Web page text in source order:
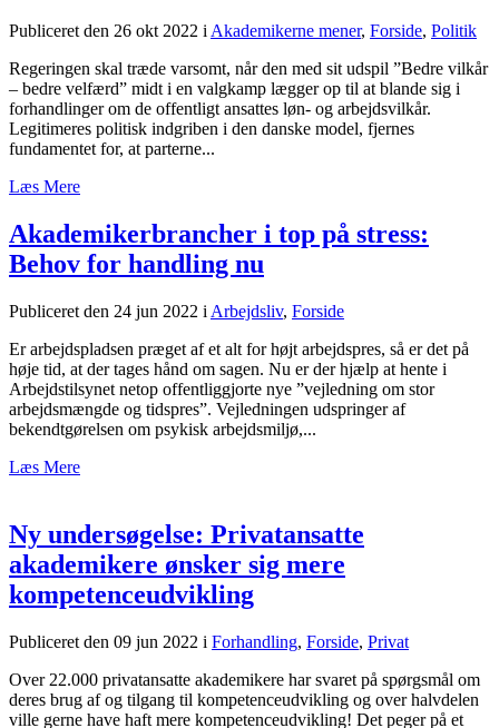
Publiceret den 26 okt 2022 i Akademikerne mener, Forside, Politik
Regeringen skal træde varsomt, når den med sit udspil ”Bedre vilkår
– bedre velfærd” midt i en valgkamp lægger op til at blande sig i
forhandlinger om de offentligt ansattes løn- og arbejdsvilkår.
Legitimeres politisk indgriben i den danske model, fjernes
fundamentet for, at parterne...
Læs Mere
Akademikerbrancher i top på stress:
Behov for handling nu
Publiceret den 24 jun 2022 i Arbejdsliv, Forside
Er arbejdspladsen præget af et alt for højt arbejdspres, så er det på
høje tid, at der tages hånd om sagen. Nu er der hjælp at hente i
Arbejdstilsynet netop offentliggjorte nye ”vejledning om stor
arbejdsmængde og tidspres”. Vejledningen udspringer af
bekendtgørelsen om psykisk arbejdsmiljø,...
Læs Mere
Ny undersøgelse: Privatansatte
akademikere ønsker sig mere
kompetenceudvikling
Publiceret den 09 jun 2022 i Forhandling, Forside, Privat
Over 22.000 privatansatte akademikere har svaret på spørgsmål om
deres brug af og tilgang til kompetenceudvikling og over halvdelen
ville gerne have haft mere kompetenceudvikling! Det peger på et